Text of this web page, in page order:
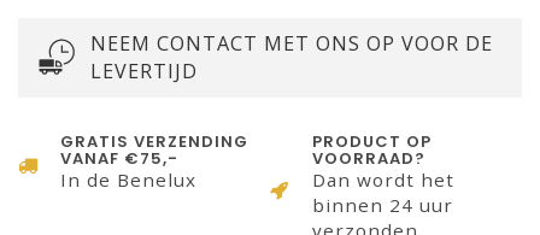
NEEM CONTACT MET ONS OP VOOR DE
LEVERTIJD
GRATIS VERZENDING
VANAF €75,-
In de Benelux
PRODUCT OP
VOORRAAD?
Dan wordt het
binnen 24 uur